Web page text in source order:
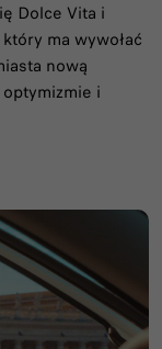
Dolce Vita i
ma wywołać
nową
i